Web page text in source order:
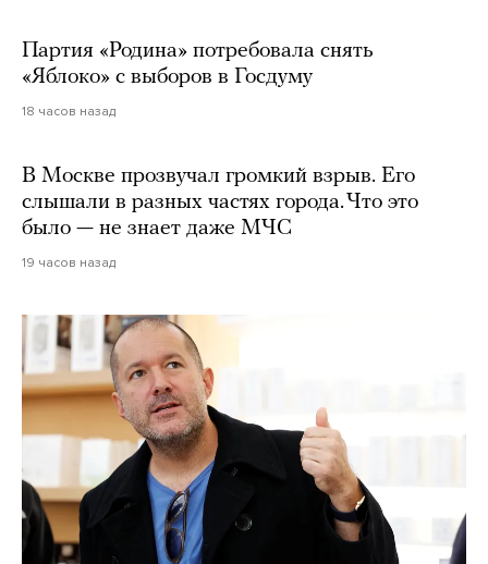
Партия «Родина» потребовала снять
«Яблоко» с выборов в Госдуму
18 часов назад
В Москве прозвучал громкий взрыв. Его
слышали в разных частях города. Что это
было — не знает даже МЧС
19 часов назад